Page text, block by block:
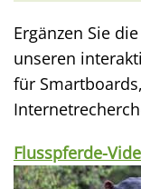
Ergänzen Sie
unseren
für
Flusspferde-